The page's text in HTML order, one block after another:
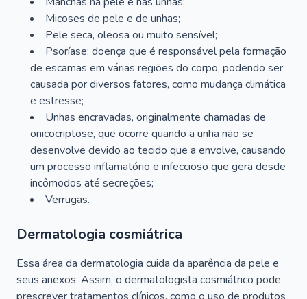
Micoses de pele e de unhas;
Pele seca, oleosa ou muito sensível;
Psoríase: doença que é responsável pela formação
de escamas em várias regiões do corpo, podendo ser
causada por diversos fatores, como mudança climática
e estresse;
Unhas encravadas, originalmente chamadas de
onicocriptose, que ocorre quando a unha não se
desenvolve devido ao tecido que a envolve, causando
um processo inflamatório e infeccioso que gera desde
incômodos até secreções;
Verrugas.
Dermatologia cosmiátrica
Essa área da dermatologia cuida da aparência da pele e
seus anexos. Assim, o dermatologista cosmiátrico pode